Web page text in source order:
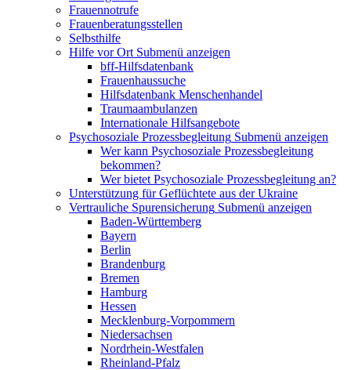
Frauennotrufe
Frauenberatungsstellen
Selbsthilfe
Hilfe vor Ort Submenü anzeigen
bff-Hilfsdatenbank
Frauenhaussuche
Hilfsdatenbank Menschenhandel
Traumaambulanzen
Internationale Hilfsangebote
Psychosoziale Prozessbegleitung Submenü anzeigen
Wer kann Psychosoziale Prozessbegleitung
bekommen?
Wer bietet Psychosoziale Prozessbegleitung an?
Unterstützung für Geflüchtete aus der Ukraine
Vertrauliche Spurensicherung Submenü anzeigen
Baden-Württemberg
Bayern
Berlin
Brandenburg
Bremen
Hamburg
Hessen
Mecklenburg-Vorpommern
Niedersachsen
Nordrhein-Westfalen
Rheinland-Pfalz